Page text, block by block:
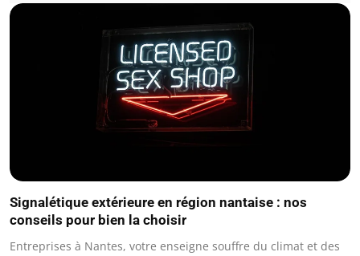
Signalétique extérieure en région nantaise : nos
conseils pour bien la choisir
Entreprises à Nantes, votre enseigne souffre du climat et des